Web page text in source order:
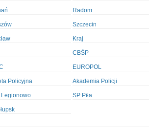
Radom
Szczecin
Kraj
CBŚP
EUROPOL
Policyjna Akademia Policji
Legionowo SP Piła